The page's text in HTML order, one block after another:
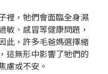
裡，牠們會面臨全身濕
敏、感冒等健康問題，
此，許多毛爸媽選擇縮
這無形中影響了牠們的
慮或不安。